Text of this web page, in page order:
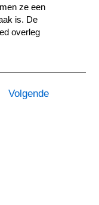
ze een
is. De
overleg
Volgende